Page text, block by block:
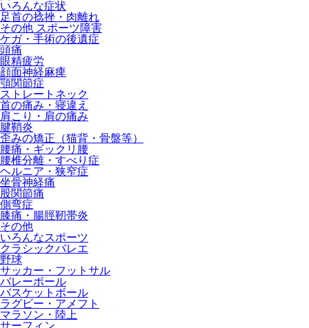
いろんな症状
足首の捻挫・肉離れ
その他 スポーツ障害
ケガ・手術の後遺症
頭痛
眼精疲労
顔面神経麻痺
顎関節症
ストレートネック
首の痛み・寝違え
肩こり・肩の痛み
腱鞘炎
歪みの矯正（猫背・骨盤等）
腰痛・ギックリ腰
腰椎分離・すべり症
ヘルニア・狭窄症
坐骨神経痛
股関節痛
側弯症
膝痛・腸脛靭帯炎
その他
いろんなスポーツ
クラシックバレエ
野球
サッカー・フットサル
バレーボール
バスケットボール
ラグビー・アメフト
マラソン・陸上